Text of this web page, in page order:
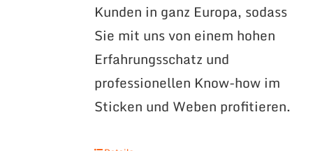
Kunden in ganz Europa, sodass
Sie mit uns von einem hohen
Erfahrungsschatz und
professionellen Know-how im
Sticken und Weben profitieren.